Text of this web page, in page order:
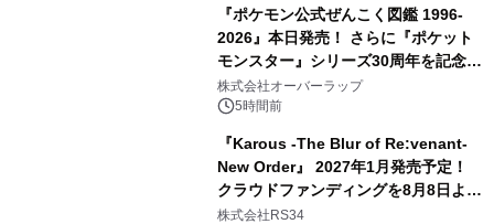
『ポケモン公式ぜんこく図鑑 1996-
2026』本日発売！ さらに『ポケット
モンスター』シリーズ30周年を記念し
た画集『ポケットモンスター ビジュア
ルアートブック』の発売決定！ 2026
株式会社オーバーラップ
5時間前
『Karous -The Blur of Re:venant-
New Order』 2027年1月発売予定！
クラウドファンディングを8月8日より
開始
株式会社RS34